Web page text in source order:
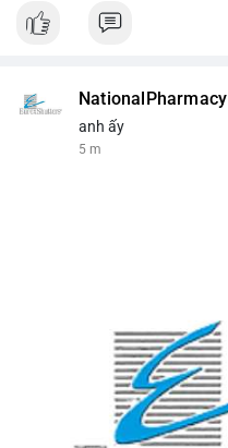
NationalPharmacy
anh ấy
5 m